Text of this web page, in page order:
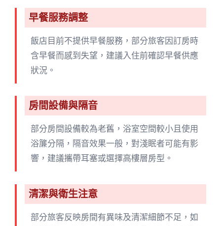
早餐服務調整
飯店目前不提供早餐服務，部分旅客因訂房時
含早餐而感到失望，建議入住前確認早餐供應
狀況。
房間設備與隔音
部分房間設備較為老舊，浴室空間較小且使用
浴簾分隔，隔音效果一般，對淺眠者可能有影
響，建議攜帶耳塞或選擇高樓層房型。
清潔與衛生注意
部分旅客反映房間有異味及清潔細節不足，如